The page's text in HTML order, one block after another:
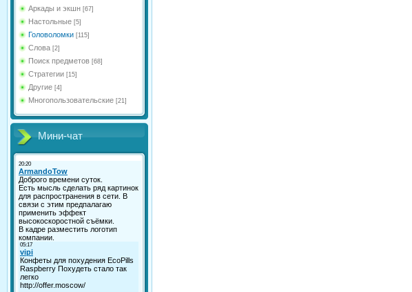
Аркады и экшн [67]
Настольные [5]
Головоломки [115]
Слова [2]
Поиск предметов [68]
Стратегии [15]
Другие [4]
Многопользовательские [21]
Мини-чат